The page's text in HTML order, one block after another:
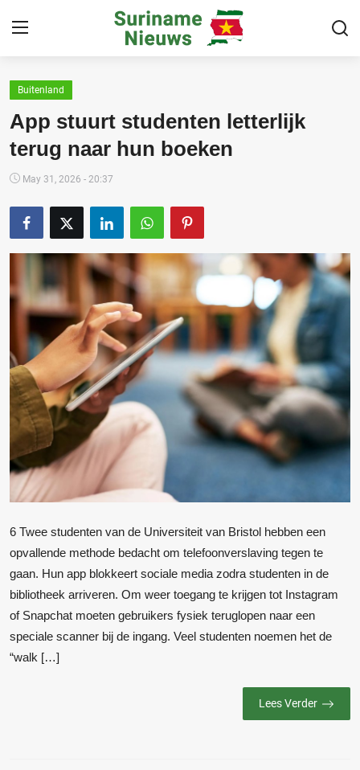
Home
Suriname
Buitenland
Sport
Cultuur & Media
Over
Buitenland
App stuurt studenten letterlijk
terug naar hun boeken
May 31, 2026 - 20:37
6 Twee studenten van de Universiteit van Bristol hebben een
opvallende methode bedacht om telefoonverslaving tegen te
gaan. Hun app blokkeert sociale media zodra studenten in de
bibliotheek arriveren. Om weer toegang te krijgen tot Instagram
of Snapchat moeten gebruikers fysiek teruglopen naar een
speciale scanner bij de ingang. Veel studenten noemen het de
“walk […]
Lees Verder